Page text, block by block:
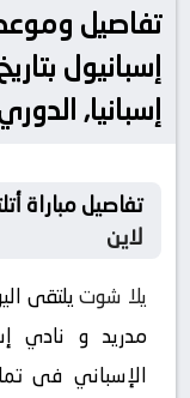
تفاصيل وموعد
إسبانيا,
تفاصيل مباراة
لاين
يلا شوت
مدريد و نادي
الإسباني فى تمام الساعه